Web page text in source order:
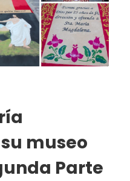
museo
Parte